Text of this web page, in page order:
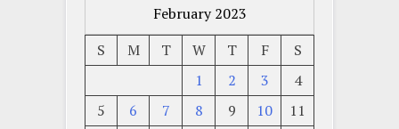
February 2023
S
M T W T F
S
1
2 3
4
5
6 7 8 9 10
11